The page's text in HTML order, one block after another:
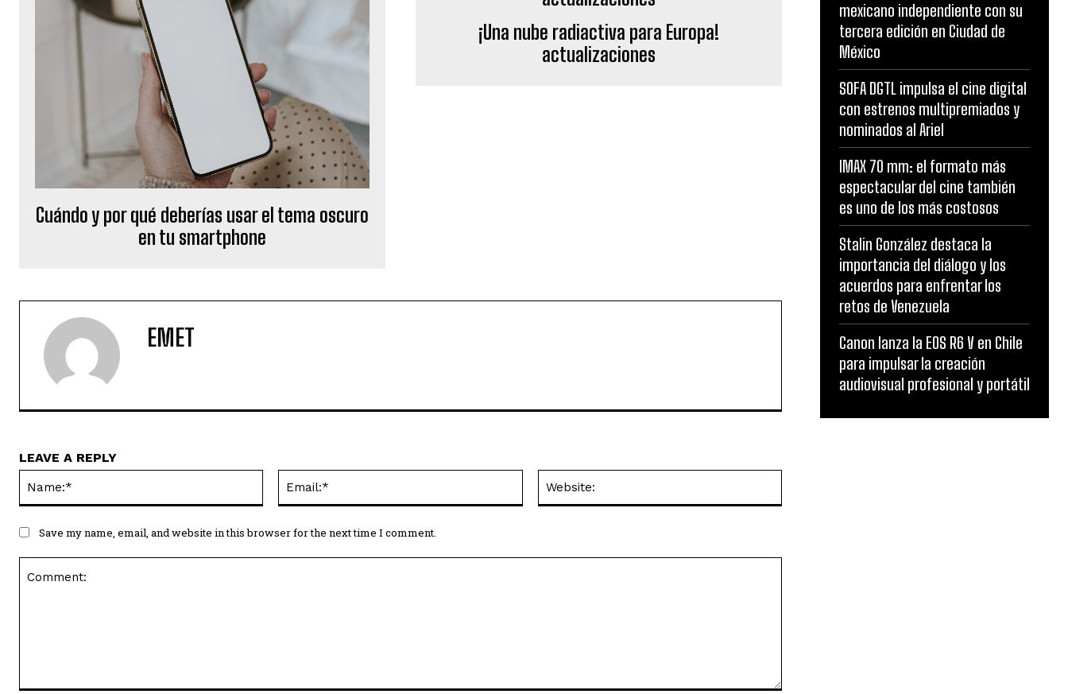
Cuándo y por qué deberías usar el tema oscuro
en tu smartphone
¡Una nube radiactiva para Europa!
actualizaciones
EMET
LEAVE A REPLY
Save my name, email, and website in this browser for the next time I comment.
mexicano independiente con su
tercera edición en Ciudad de
México
SOFA DGTL impulsa el cine digital
con estrenos multipremiados y
nominados al Ariel
IMAX 70 mm: el formato más
espectacular del cine también
es uno de los más costosos
Stalin González destaca la
importancia del diálogo y los
acuerdos para enfrentar los
retos de Venezuela
Canon lanza la EOS R6 V en Chile
para impulsar la creación
audiovisual profesional y portátil